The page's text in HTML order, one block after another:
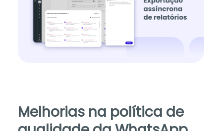
Melhorias na política de